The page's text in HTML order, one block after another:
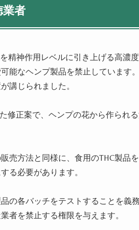
者
精神作用レベルに引き上げる高濃
能なヘンプ製品を禁止しています
講じられました。
修正案で、ヘンプの花から作られ
売方法と同様に、食用のTHC製品
る必要があります。
の各バッチをテストすることを義
者を禁止する権限を与えます。